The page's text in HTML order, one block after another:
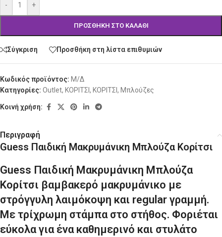
- +
ΠΡΟΣΘΉΚΗ ΣΤΟ ΚΑΛΆΘΙ
Σύγκριση Προσθήκη στη λίστα επιθυμιών
Κωδικός προϊόντος: Μ/Δ
Κατηγορίες: Outlet, ΚΟΡΙΤΣΙ , ΚΟΡΙΤΣΙ , Μπλούζες
Κοινή χρήση:
Περιγραφή
Guess Παιδική Μακρυμάνικη Μπλούζα Κορίτσι
Guess Παιδική Μακρυμάνικη Μπλούζα
Κορίτσι βαμβακερό μακρυμάνικο με
στρόγγυλη λαιμόκοψη και regular γραμμή.
Με τρίχρωμη στάμπα στο στήθος. Φοριέται
εύκολα για ένα καθημερινό και στυλάτο